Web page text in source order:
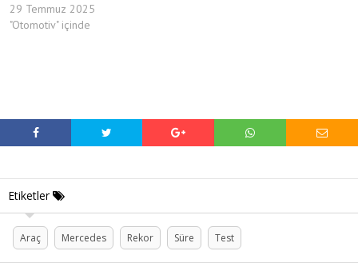
29 Temmuz 2025
"Otomotiv" içinde
Etiketler
Araç Mercedes Rekor Süre Test